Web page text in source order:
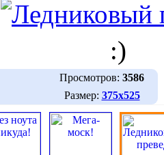
:)
Просмотров: 3586
Размер: 375х525